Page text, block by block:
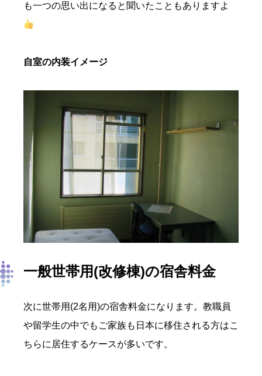
も一つの思い出になると聞いたこともありますよ
自室の内装イメージ
一般世帯用(改修棟)の宿舎料金
次に世帯用(2名用)の宿舎料金になります。教職員
や留学生の中でもご家族も日本に移住される方はこ
ちらに居住するケースが多いです。